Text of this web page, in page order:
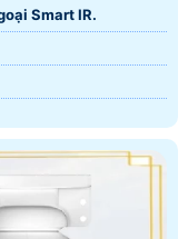
Smart IR.